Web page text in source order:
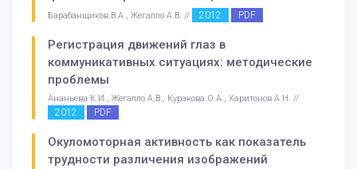
Барабанщиков В.А., Жегалло А.В. // 2012 PDF
Регистрация движений глаз в
коммуникативных ситуациях: методические
проблемы
Ананьева К.И., Жегалло А.В., Куракова О.А., Харитонов А.Н. //
2012 PDF
Окуломоторная активность как показатель
трудности различения изображений